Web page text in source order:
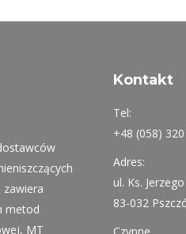
metod
MT
Kontakt
Tel:
+48 (058)
Adres:
ul. Ks.
83-032
Czynne